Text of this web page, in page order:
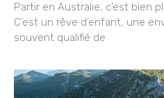
Partir en Australie, c’est bien
C’est un rêve d’enfant, une
souvent qualifié de